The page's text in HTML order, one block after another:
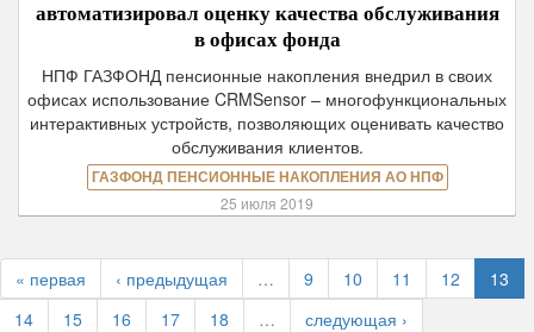
автоматизировал оценку качества обслуживания
в офисах фонда
НПФ ГАЗФОНД пенсионные накопления внедрил в своих
офисах использование CRMSensor – многофункциональных
интерактивных устройств, позволяющих оценивать качество
обслуживания клиентов.
ГАЗФОНД ПЕНСИОННЫЕ НАКОПЛЕНИЯ АО НПФ
25 июля 2019
« первая ‹ предыдущая … 9 10 11 12
13
14
15 16 17 18 …
следующая ›